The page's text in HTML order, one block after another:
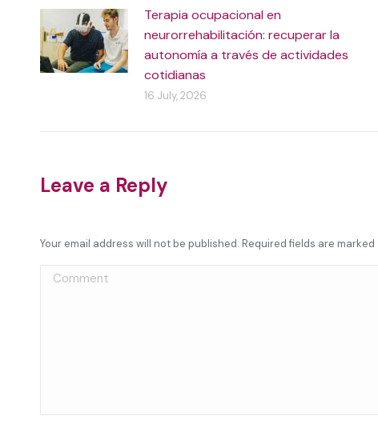
Terapia ocupacional en
neurorrehabilitación: recuperar la
autonomía a través de actividades
cotidianas
16 July, 2026
Leave a Reply
Your email address will not be published. Required fields are marked
Comment